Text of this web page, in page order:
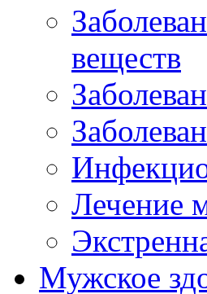
веществ
Лечение
Мужское